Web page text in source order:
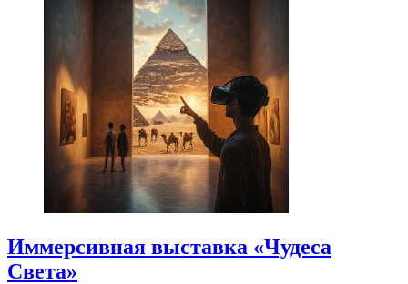
Иммерсивная выставка «Чудеса
Света»